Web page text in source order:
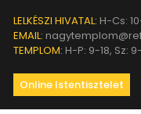
LELKÉSZI HIVATAL: H-Cs:
EMAIL:
TEMPLOM: H-P: 9-18, Sz:
Online Istentisztelet